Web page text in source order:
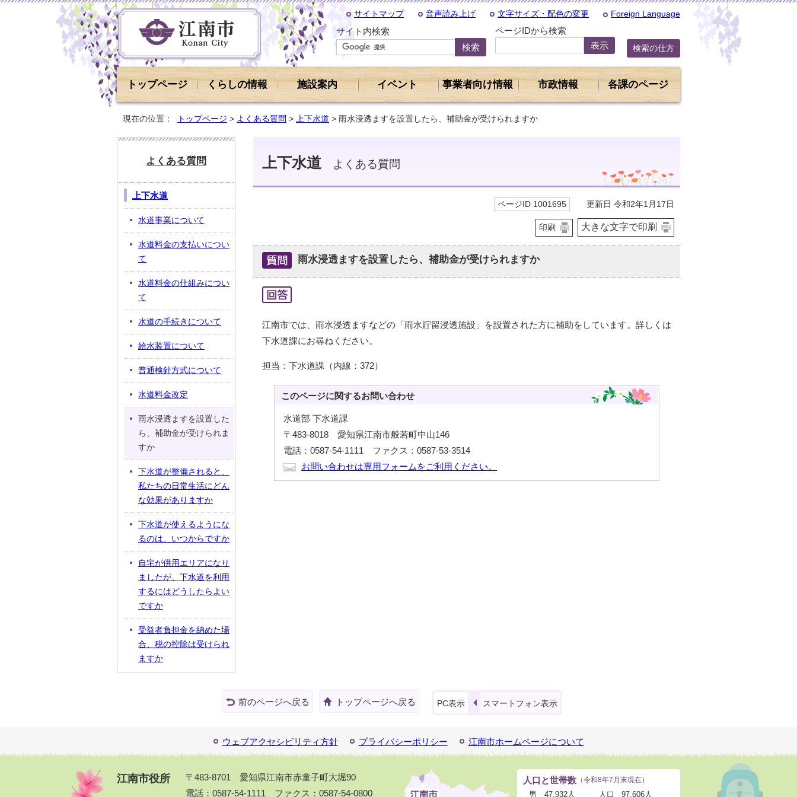
サイトマップ 音声読み上げ 文字サイズ・配色の変更 Foreign Language
サイト内検索 ページIDから検索
検索の仕方
トップページ くらしの情報 施設案内 イベント 事業者向け情報 市政情報 各課のページ
現在の位置： トップページ > よくある質問 > 上下水道 > 雨水浸透ますを設置したら、補助金が受けられますか
上下水道 よくある質問
ページID 1001695 更新日 令和2年1月17日
印刷 大きな文字で印刷
雨水浸透ますを設置したら、補助金が受けられますか
江南市では、雨水浸透ますなどの「雨水貯留浸透施設」を設置された方に補助をしています。詳しくは
下水道課にお尋ねください。
担当：下水道課（内線：372）
このページに関するお問い合わせ
水道部 下水道課
〒483-8018 愛知県江南市般若町中山146
電話：0587-54-1111 ファクス：0587-53-3514
お問い合わせは専用フォームをご利用ください。
よくある質問
上下水道
水道事業について
水道料金の支払いについ
て
水道料金の仕組みについ
て
水道の手続きについて
給水装置について
普通検針方式について
水道料金改定
雨水浸透ますを設置した
ら、補助金が受けられま
すか
下水道が整備されると、
私たちの日常生活にどん
な効果がありますか
下水道が使えるようにな
るのは、いつからですか
自宅が供用エリアになり
ましたが、下水道を利用
するにはどうしたらよい
ですか
受益者負担金を納めた場
合、税の控除は受けられ
ますか
前のページへ戻る トップページへ戻る PC表示 スマートフォン表示
ウェブアクセシビリティ方針 プライバシーポリシー 江南市ホームページについて
江南市役所
〒483-8701 愛知県江南市赤童子町大堀90
電話：0587-54-1111 ファクス：0587-54-0800
人口と世帯数 （令和8年7月末現在）
男 47,932人 人口 97,606人